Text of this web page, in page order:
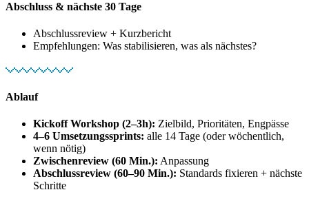
Abschluss & nächste 30 Tage
Abschlussreview + Kurzbericht
Empfehlungen: Was stabilisieren, was als nächstes?
Ablauf
Kickoff Workshop (2–3h): Zielbild, Prioritäten, Engpässe
4–6 Umsetzungssprints: alle 14 Tage (oder wöchentlich,
wenn nötig)
Zwischenreview (60 Min.): Anpassung
Abschlussreview (60–90 Min.): Standards fixieren + nächste
Schritte